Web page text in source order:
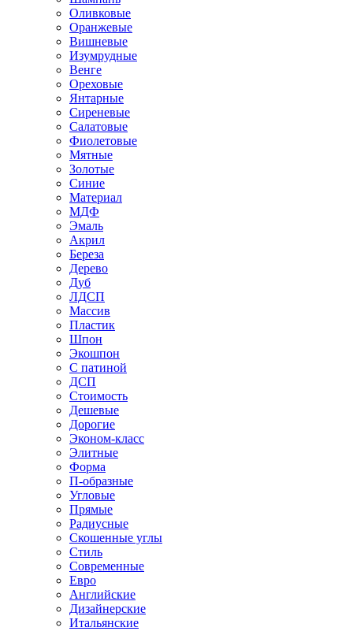
Оливковые
Оранжевые
Вишневые
Изумрудные
Венге
Ореховые
Янтарные
Сиреневые
Салатовые
Фиолетовые
Мятные
Золотые
Синие
Материал
МДФ
Эмаль
Акрил
Береза
Дерево
Дуб
ЛДСП
Массив
Пластик
Шпон
Экошпон
С патиной
ДСП
Стоимость
Дешевые
Дорогие
Эконом-класс
Элитные
Форма
П-образные
Угловые
Прямые
Радиусные
Скошенные углы
Стиль
Современные
Евро
Английские
Дизайнерские
Итальянские